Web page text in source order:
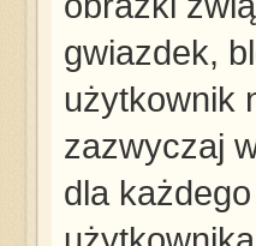
gwiazdek,
użytkownik
zazwyczaj
dla